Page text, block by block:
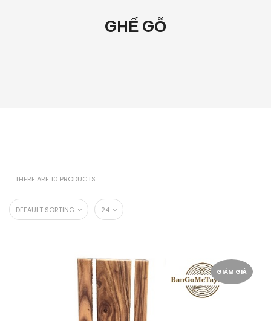
GHẾ GỖ
THERE ARE 10 PRODUCTS
DEFAULT SORTING 24
GIẢM GIÁ